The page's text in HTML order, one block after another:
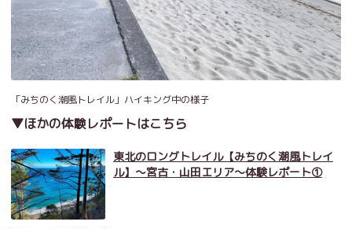
「みちのく潮風トレイル」ハイキング中の様子
▼ほかの体験レポートはこちら
東北のロングトレイル【みちのく潮風トレイ
ル】～宮古・山田エリア～体験レポート①